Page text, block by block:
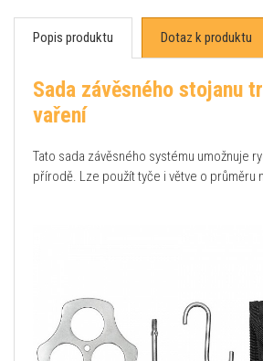
Popis produktu Dotaz k produktu
Sada závěsného stojanu
vaření
Tato sada závěsného systému umožnuje
přírodě. Lze použít tyče i větve o průměru